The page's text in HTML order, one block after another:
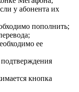
у абонента их
пополнить;
ее
кнопка